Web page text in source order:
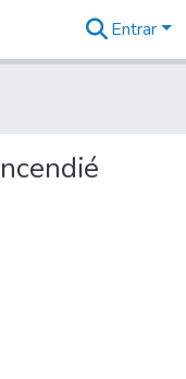
Entrar